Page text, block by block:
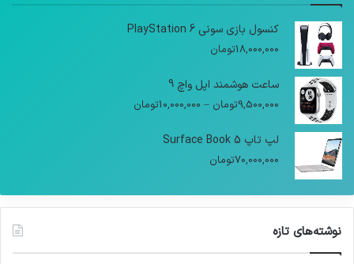
کنسول بازی سونی PlayStation 6
18,000,000تومان
ساعت هوشمند اپل واچ 9
9,500,000تومان –
10,000,000تومان
لپ تاپ Surface Book 5
70,000,000تومان
نوشته‌های تازه